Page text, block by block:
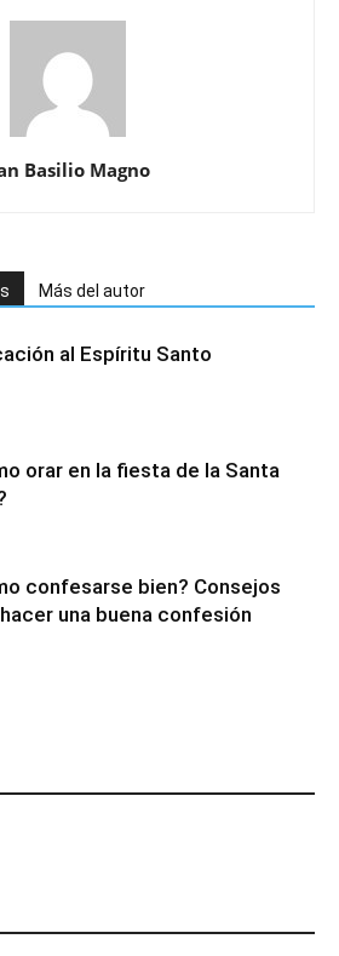
Basilio Magno
Más del autor
al Espíritu Santo
orar en la fiesta de la Santa
confesarse bien? Consejos
una buena confesión